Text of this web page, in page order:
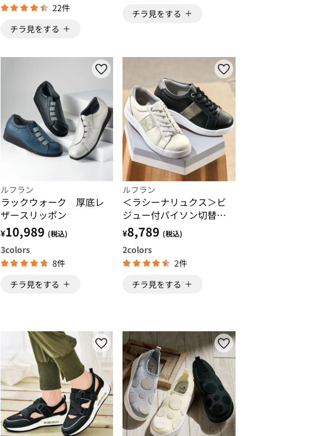
22件
チラ見をする
チラ見をする
ルフラン
ラックウォーク 厚底レ
ザースリッポン
¥10,989 (税込)
3colors
8件
チラ見をする
ルフラン
＜ラシーナリュクス＞ビ
ジュー付パイソン切替レ
ザースニーカー
¥8,789 (税込)
2colors
2件
チラ見をする